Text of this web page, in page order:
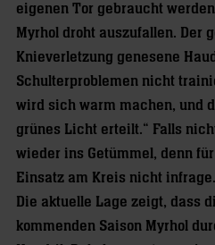
eigenen Tor gebraucht
Myrhol droht auszufallen. Der
Knieverletzung genesene
Schulterproblemen nicht
wird sich warm machen, und
grünes Licht erteilt.“ Falls
wieder ins Getümmel, denn
Einsatz am Kreis nicht infrage.
Die aktuelle Lage zeigt, dass
kommenden Saison Myrhol